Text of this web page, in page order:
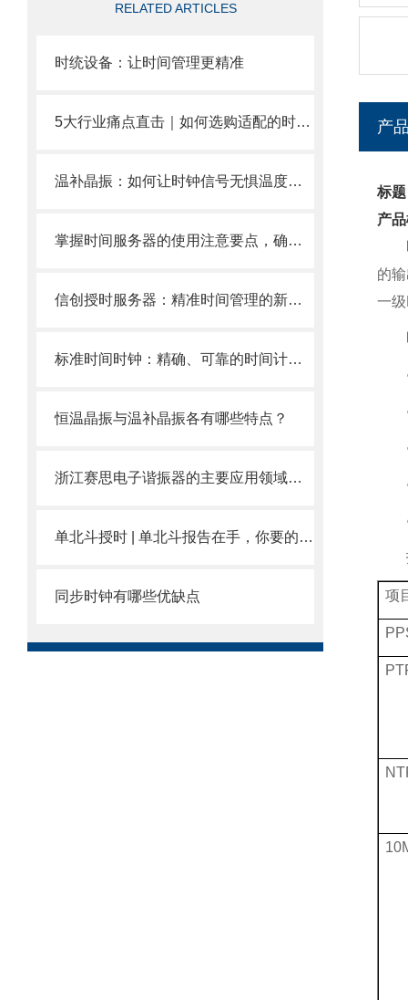
RELATED ARTICLES
时统设备：让时间管理更精准
5大行业痛点直击｜如何选购适配的时间服务器？
温补晶振：如何让时钟信号无惧温度波动？
掌握时间服务器的使用注意要点，确保精准时间同步
信创授时服务器：精准时间管理的新选择
标准时间时钟：精确、可靠的时间计量工具
恒温晶振与温补晶振各有哪些特点？
浙江赛思电子谐振器的主要应用领域介绍
单北斗授时 | 单北斗报告在手，你要的赛思都有！
同步时钟有哪些优缺点
产
标
产
的
一
项